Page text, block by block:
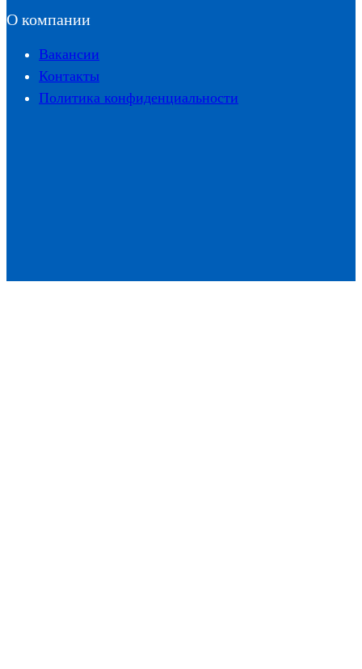
О компании
Вакансии
Контакты
Политика конфиденциальности